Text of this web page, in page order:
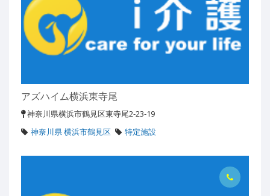
アズハイム横浜東寺尾
神奈川県横浜市鶴見区東寺尾2-23-19
神奈川県 横浜市鶴見区
特定施設